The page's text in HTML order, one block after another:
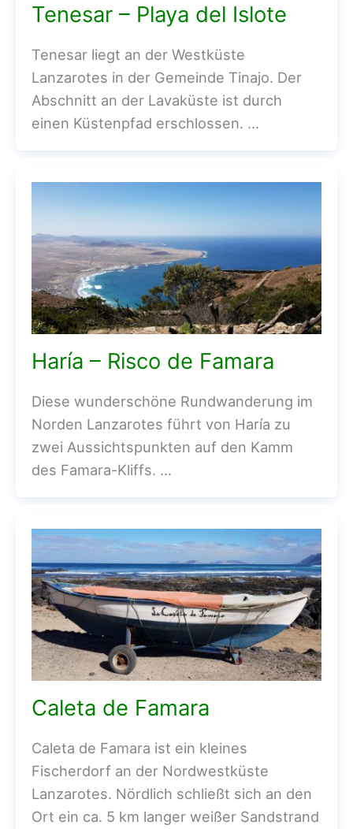
Tenesar – Playa del Islote
Tenesar liegt an der Westküste
Lanzarotes in der Gemeinde Tinajo. Der
Abschnitt an der Lavaküste ist durch
einen Küstenpfad erschlossen. …
Haría – Risco de Famara
Diese wunderschöne Rundwanderung im
Norden Lanzarotes führt von Haría zu
zwei Aussichtspunkten auf den Kamm
des Famara-Kliffs. …
Caleta de Famara
Caleta de Famara ist ein kleines
Fischerdorf an der Nordwestküste
Lanzarotes. Nördlich schließt sich an den
Ort ein ca. 5 km langer weißer Sandstrand